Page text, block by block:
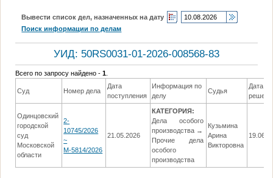
Вывести список дел, назначенных на дату
Поиск информации по делам
УИД: 50RS0031-01-2026-008568-83
Всего по запросу найдено -1
Суд Номер дела
Дата
поступления
Информация по
делу
Судья
Дата
Одинцовский
городской
суд
Московской
области
2-
10745/2026
~
М-5814/2026
21.05.2026
КАТЕГОРИЯ:
Дела особого
производства →
Прочие дела
особого
производства
Кузьмина
Арина
Викторовна